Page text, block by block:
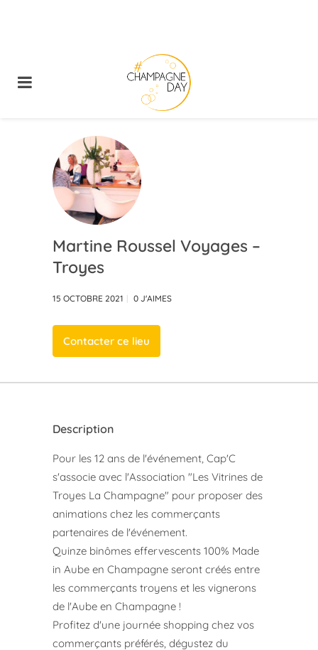
Martine Roussel Voyages –
Troyes
15 OCTOBRE 2021 0 J'AIMES
Contacter ce lieu
Description
Pour les 12 ans de l'événement, Cap'C
s'associe avec l'Association "Les Vitrines de
Troyes La Champagne" pour proposer des
animations chez les commerçants
partenaires de l'événement.
Quinze binômes effervescents 100% Made
in Aube en Champagne seront créés entre
les commerçants troyens et les vignerons
de l'Aube en Champagne !
Profitez d'une journée shopping chez vos
commerçants préférés, dégustez du